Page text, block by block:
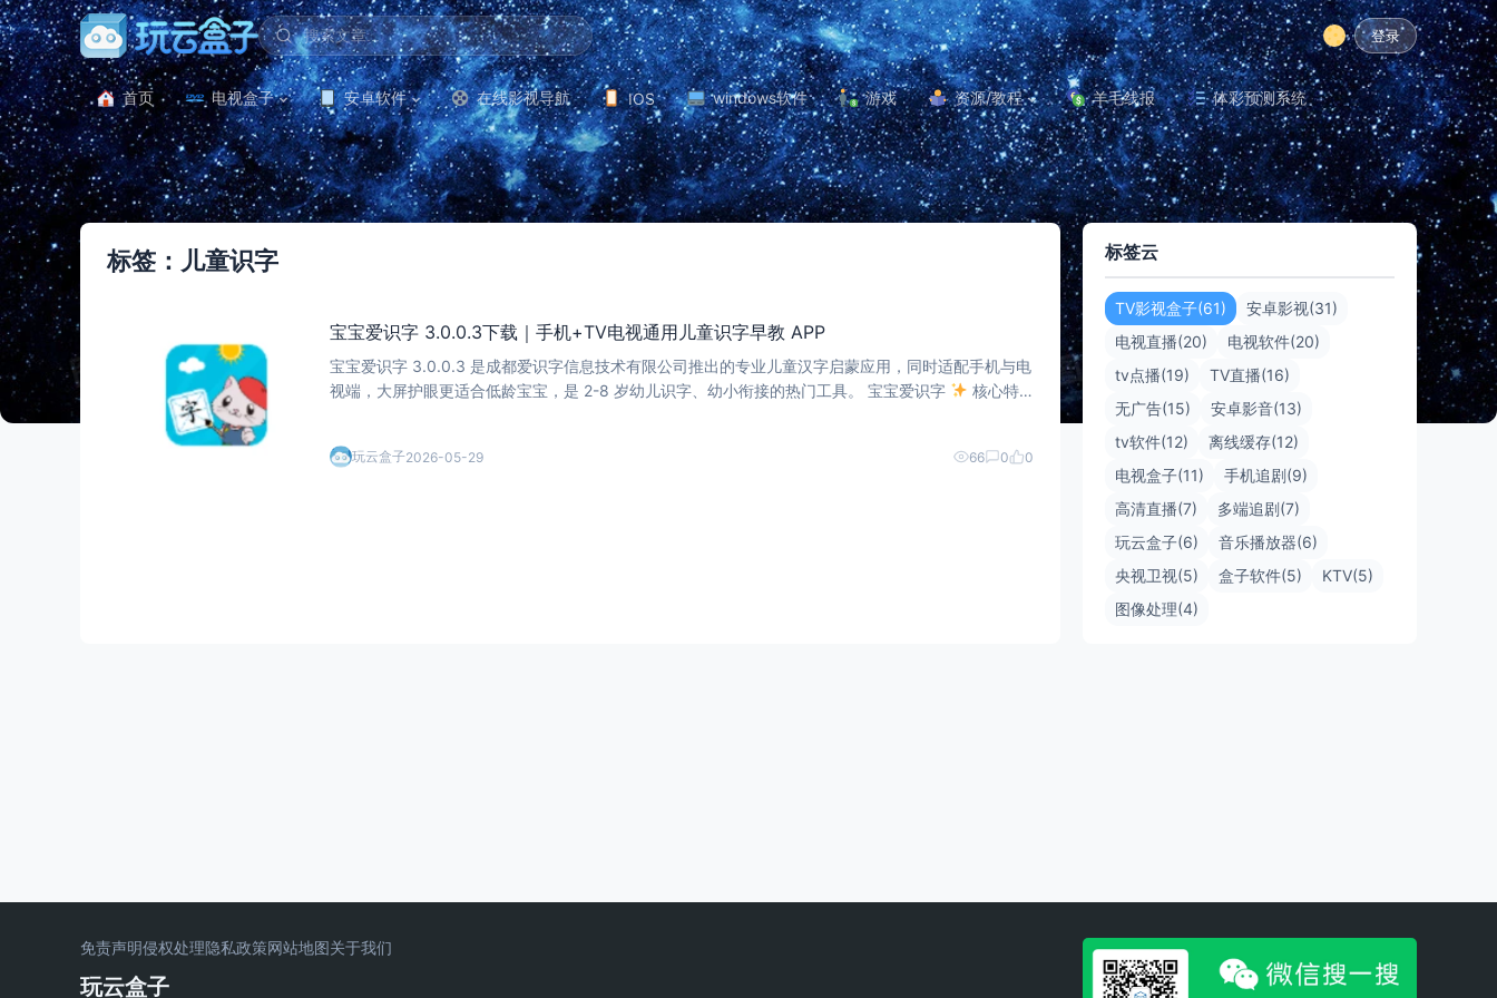
登录
首页 电视盒子 安卓软件 在线影视导航 IOS windows软件 游戏 资源/教程 羊毛线报 体彩预测系统
标签：儿童识字
宝宝爱识字 3.0.0.3下载｜手机+TV电视通用儿童识字早教 APP
宝宝爱识字 3.0.0.3 是成都爱识字信息技术有限公司推出的专业儿童汉字启蒙应用，同时适配手机与电
视端，大屏护眼更适合低龄宝宝，是 2-8 岁幼儿识字、幼小衔接的热门工具。 宝宝爱识字
核心特
玩云盒子2026-05-29 66 0 0
标签云
TV影视盒子(61)
安卓影视(31)
电视直播(20)
电视软件(20)
tv点播(19)
TV直播(16)
无广告(15)
安卓影音(13)
tv软件(12)
离线缓存(12)
电视盒子(11)
手机追剧(9)
高清直播(7)
多端追剧(7)
玩云盒子(6)
音乐播放器(6)
央视卫视(5)
盒子软件(5)
KTV(5)
图像处理(4)
免责声明侵权处理隐私政策网站地图关于我们
玩云盒子